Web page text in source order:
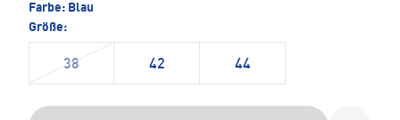
Farbe: Blau
Größe:
38 42 44